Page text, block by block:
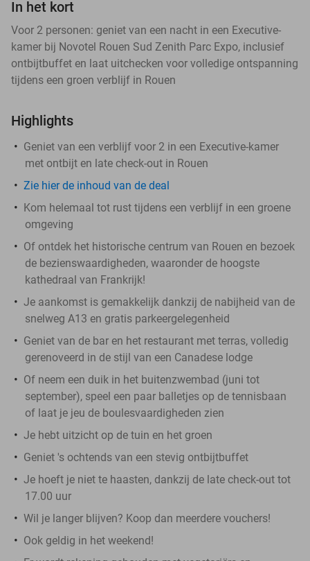
In het kort
Voor 2 personen: geniet van een nacht in een Executive-
kamer bij Novotel Rouen Sud Zenith Parc Expo, inclusief
ontbijtbuffet en laat uitchecken voor volledige ontspanning
tijdens een groen verblijf in Rouen
Highlights
Geniet van een verblijf voor 2 in een Executive-kamer
met ontbijt en late check-out in Rouen
Zie hier de inhoud van de deal
Kom helemaal tot rust tijdens een verblijf in een groene
omgeving
Of ontdek het historische centrum van Rouen en bezoek
de bezienswaardigheden, waaronder de hoogste
kathedraal van Frankrijk!
Je aankomst is gemakkelijk dankzij de nabijheid van de
snelweg A13 en gratis parkeergelegenheid
Geniet van de bar en het restaurant met terras, volledig
gerenoveerd in de stijl van een Canadese lodge
Of neem een duik in het buitenzwembad (juni tot
september), speel een paar balletjes op de tennisbaan
of laat je jeu de boulesvaardigheden zien
Je hebt uitzicht op de tuin en het groen
Geniet 's ochtends van een stevig ontbijtbuffet
Je hoeft je niet te haasten, dankzij de late check-out tot
17.00 uur
Wil je langer blijven? Koop dan meerdere vouchers!
Ook geldig in het weekend!